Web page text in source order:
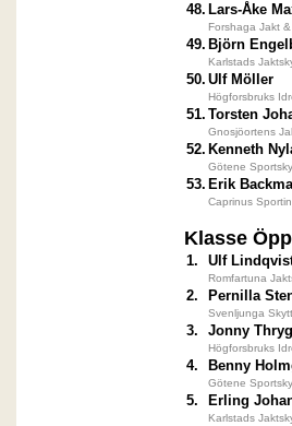
48. Lars-Åke
Forshaga Jakt
49. Björn
Karlstads
50. Ulf Möller
Högforsbruks
51. Torsten
Gnosjöortens
52. Kenneth
Götene
53. Erik
Caprinus
Klasse
1. Ulf
Romfartuna
2. Pernilla
Svenljunga
3. Jonny
Högforsbruks
4. Benny
Götene
5. Erling
Karlstads